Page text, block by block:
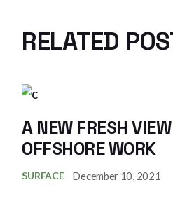
RELATED
A NEW FRESH
OFFSHORE WORK
SURFACE December 10, 2021